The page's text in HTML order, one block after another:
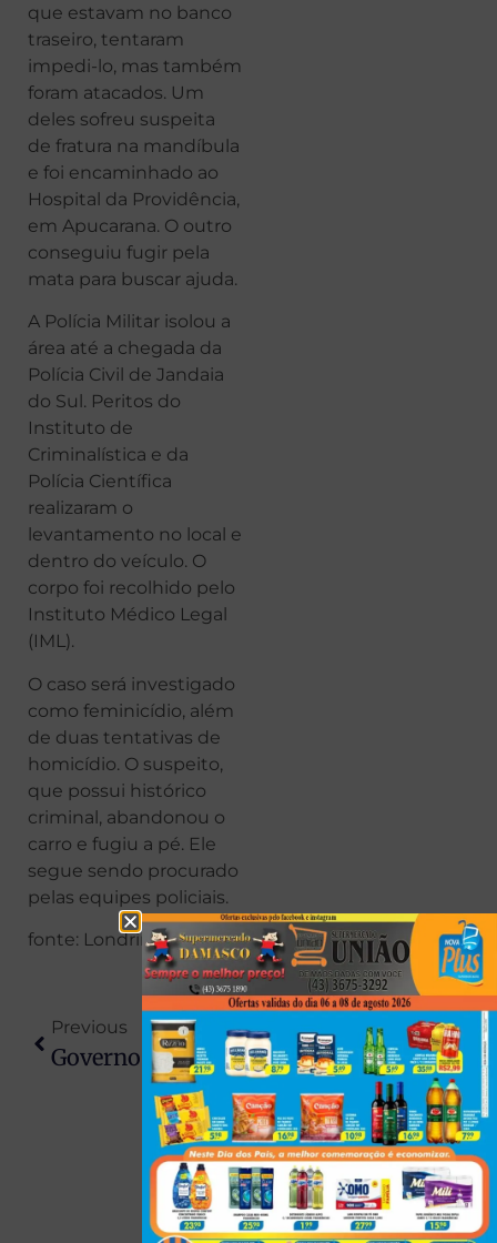
que estavam no banco
traseiro, tentaram
impedi-lo, mas também
foram atacados. Um
deles sofreu suspeita
de fratura na mandíbula
e foi encaminhado ao
Hospital da Providência,
em Apucarana. O outro
conseguiu fugir pela
mata para buscar ajuda.
A Polícia Militar isolou a
área até a chegada da
Polícia Civil de Jandaia
do Sul. Peritos do
Instituto de
Criminalística e da
Polícia Científica
realizaram o
levantamento no local e
dentro do veículo. O
corpo foi recolhido pelo
Instituto Médico Legal
(IML).
O caso será investigado
como feminicídio, além
de duas tentativas de
homicídio. O suspeito,
que possui histórico
criminal, abandonou o
carro e fugiu a pé. Ele
segue sendo procurado
pelas equipes policiais.
fonte: Londrina News
Previous
Governo Do Paraná Inicia Pagamentos Do Auxílio Social Mulher Paranaense
Next
Vereador É Preso No Paraná Por Vender Suplementos Falsificados Com Medicamentos Controlados